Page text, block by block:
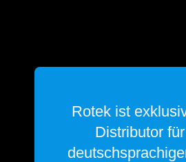
Rotek ist
Distributor